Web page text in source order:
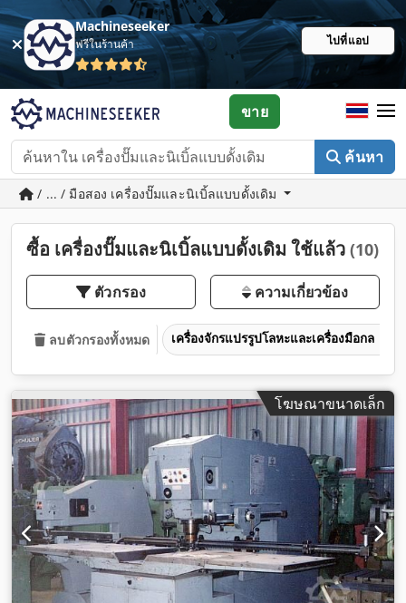
Machineseeker
ฟรีในร้านค้า ไปที่แอป
ค้นหา
ขาย
/ ... / มือสอง เครื่องปั๊มและนิเบิ้ลแบบดั้งเดิม
ซื้อ เครื่องปั๊มและนิเบิ้ลแบบดั้งเดิม ใช้แล้ว (10)
ตัวกรอง ความเกี่ยวข้อง
ลบตัวกรองทั้งหมด เครื่องจักรแปรรูปโลหะและเครื่องมือกล
โฆษณาขนาดเล็ก